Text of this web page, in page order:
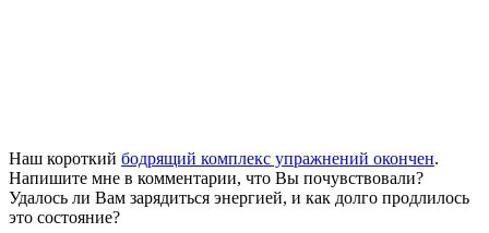
Наш короткий бодрящий комплекс упражнений окончен.
Напишите мне в комментарии, что Вы почувствовали?
Удалось ли Вам зарядиться энергией, и как долго продлилось
это состояние?